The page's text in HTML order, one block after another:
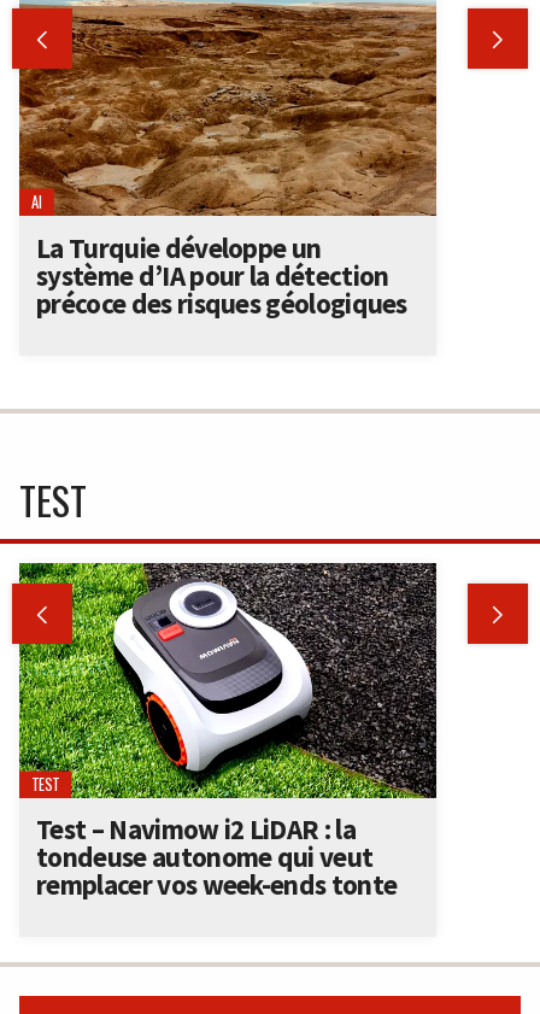
 
AI
La Turquie développe un
système d’IA pour la détection
précoce des risques géologiques
TEST
 
TEST
Test – Navimow i2 LiDAR : la
tondeuse autonome qui veut
remplacer vos week-ends tonte